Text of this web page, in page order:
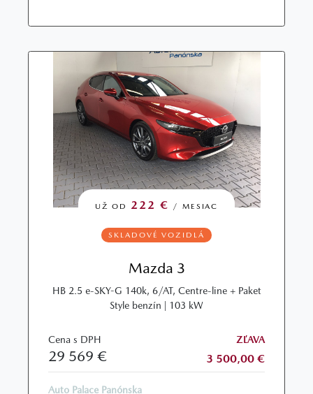
UŽ OD 222 € / MESIAC
SKLADOVÉ VOZIDLÁ
Mazda 3
HB 2.5 e-SKY-G 140k, 6/AT, Centre-line + Paket
Style benzín | 103 kW
Cena s DPH
29 569 €
ZĽAVA
3 500,00 €
Auto Palace Panónska